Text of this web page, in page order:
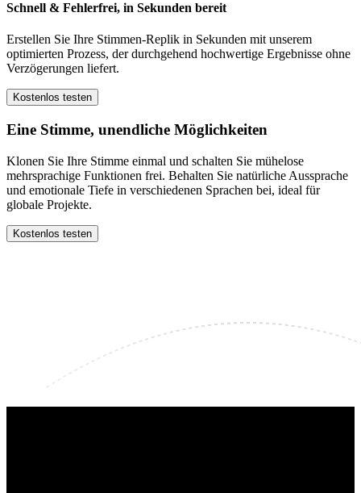
Schnell & Fehlerfrei, in Sekunden bereit
Erstellen Sie Ihre Stimmen-Replik in Sekunden mit unserem
optimierten Prozess, der durchgehend hochwertige Ergebnisse ohne
Verzögerungen liefert.
Kostenlos testen
Eine Stimme, unendliche Möglichkeiten
Klonen Sie Ihre Stimme einmal und schalten Sie mühelose
mehrsprachige Funktionen frei. Behalten Sie natürliche Aussprache
und emotionale Tiefe in verschiedenen Sprachen bei, ideal für
globale Projekte.
Kostenlos testen